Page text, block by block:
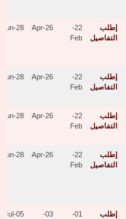
إطلب
التفاصيل
22-
Feb
26-Apr
28-Jun
إطلب
التفاصيل
22-
Feb
26-Apr
28-Jun
إطلب
التفاصيل
22-
Feb
26-Apr
28-Jun
إطلب
التفاصيل
22-
Feb
26-Apr
28-Jun
إطلب
01-
03-
05-Jul